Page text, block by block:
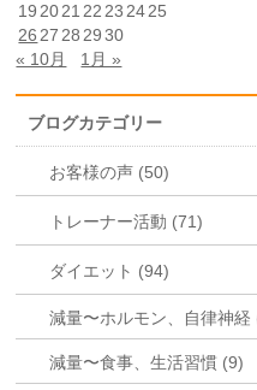
19 2021 22 23 2425
26 27 28 29 30
« 10月
1月 »
ブログカテゴリー
お客様の声 (50)
トレーナー活動 (71)
ダイエット (94)
減量〜ホルモン、自律神経
減量〜食事、生活習慣 (9)